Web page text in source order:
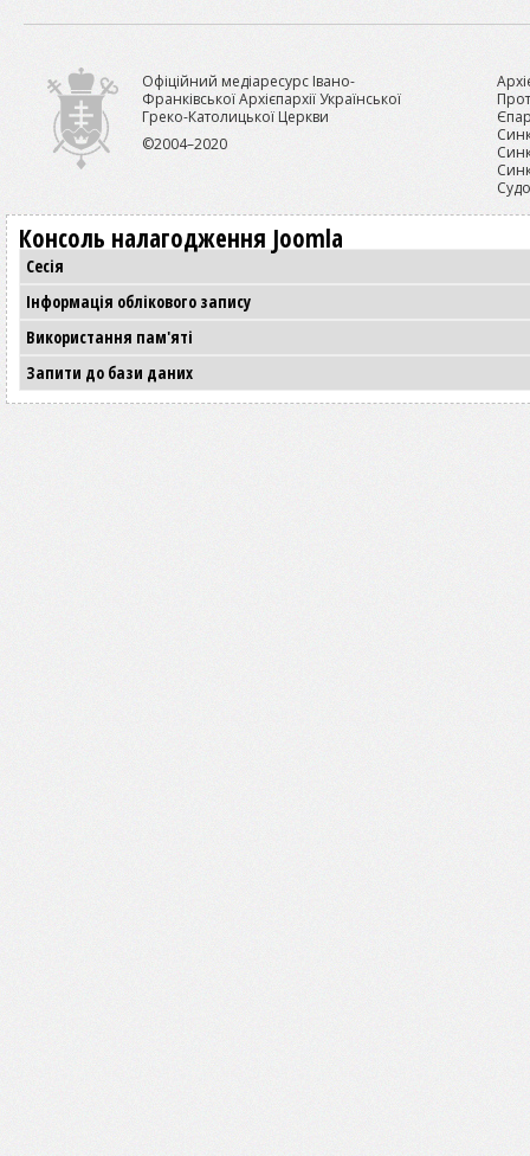
Офіційний медіаресурс Івано-
Франківської Архієпархії Української
Греко-Католицької Церкви
©2004–2020
Консоль налагодження Joomla
Сесія
Інформація облікового запису
Використання пам'яті
Запити до бази даних